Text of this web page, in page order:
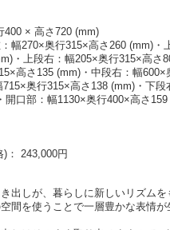
400 × 高さ720 (mm)
幅270×奥行315×高さ260 (mm)・
・上段右：幅205×奥行315×高さ
高さ135 (mm)・中段右：幅600×
奥行315×高さ138 (mm)・下段
開口部：幅1130×奥行400×高さ
： 243,000円
出しが、暮らしに新しいリズムを
間を使うことで一層豊かな表情が